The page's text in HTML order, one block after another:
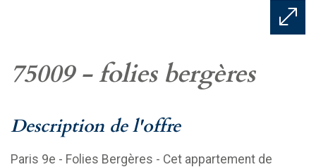
75009 - folies bergères
description de l'offre
Paris 9e - Folies Bergères - Cet appartement de